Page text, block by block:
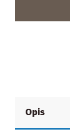
Opis